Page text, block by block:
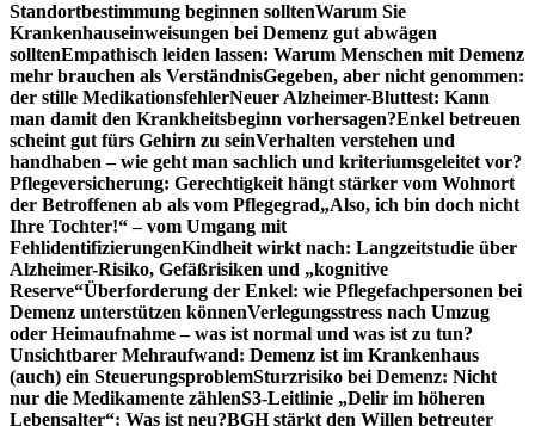
Standortbestimmung beginnen solltenWarum Sie
Krankenhauseinweisungen bei Demenz gut abwägen
solltenEmpathisch leiden lassen: Warum Menschen mit Demenz
mehr brauchen als VerständnisGegeben, aber nicht genommen:
der stille MedikationsfehlerNeuer Alzheimer-Bluttest: Kann
man damit den Krankheitsbeginn vorhersagen?Enkel betreuen
scheint gut fürs Gehirn zu seinVerhalten verstehen und
handhaben – wie geht man sachlich und kriteriumsgeleitet vor?
Pflegeversicherung: Gerechtigkeit hängt stärker vom Wohnort
der Betroffenen ab als vom Pflegegrad„Also, ich bin doch nicht
Ihre Tochter!“ – vom Umgang mit
FehlidentifizierungenKindheit wirkt nach: Langzeitstudie über
Alzheimer-Risiko, Gefäßrisiken und „kognitive
Reserve“Überforderung der Enkel: wie Pflegefachpersonen bei
Demenz unterstützen könnenVerlegungsstress nach Umzug
oder Heimaufnahme – was ist normal und was ist zu tun?
Unsichtbarer Mehraufwand: Demenz ist im Krankenhaus
(auch) ein SteuerungsproblemSturzrisiko bei Demenz: Nicht
nur die Medikamente zählenS3-Leitlinie „Delir im höheren
Lebensalter“: Was ist neu?BGH stärkt den Willen betreuter